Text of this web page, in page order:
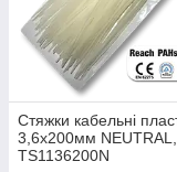
Стяжки кабельні
3,6x200мм NEUTRAL,
TS1136200N